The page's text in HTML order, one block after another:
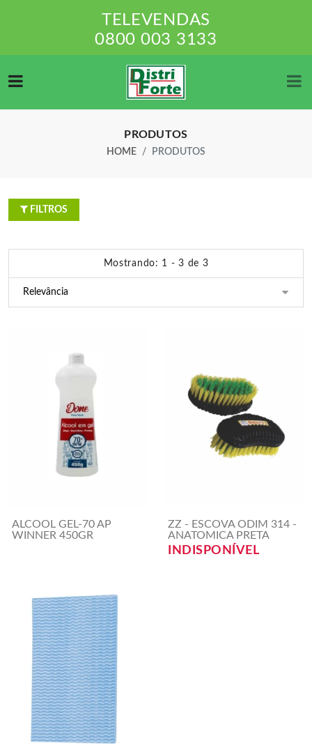
TELEVENDAS
0800 003 3133
PRODUTOS
HOME PRODUTOS
FILTROS
Mostrando: 1 - 3 de 3
ALCOOL GEL-70 AP
WINNER 450GR
ZZ - ESCOVA ODIM 314 -
ANATOMICA PRETA
INDISPONÍVEL